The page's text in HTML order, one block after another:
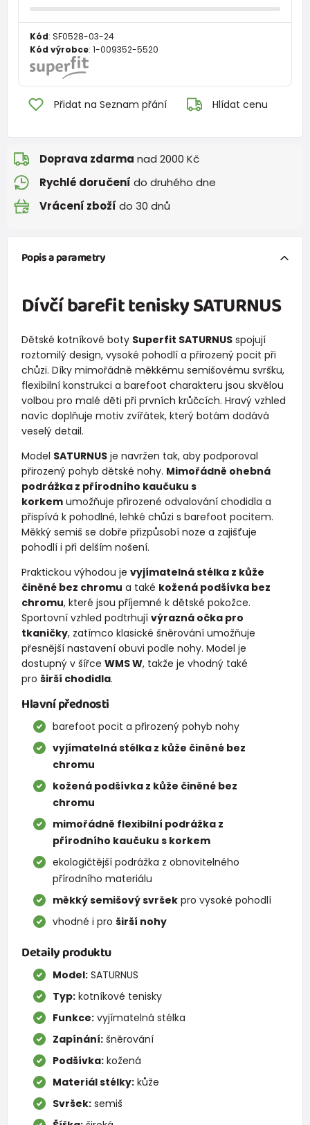
Kód: SF0528-03-24
Kód výrobce: 1-009352-5520
Přidat na Seznam přání Hlídat cenu
Doprava zdarma nad 2000 Kč
Rychlé doručení do druhého dne
Vrácení zboží do 30 dnů
Popis a parametry
Dívčí barefit tenisky SATURNUS
Dětské kotníkové boty Superfit SATURNUSspojují
roztomilý design, vysoké pohodlí a přirozený pocit při
chůzi. Díky mimořádně měkkému semišovému svršku,
flexibilní konstrukci a barefoot charakteru jsou skvělou
volbou pro malé děti při prvních krůčcích. Hravý vzhled
navíc doplňuje motiv zvířátek, který botám dodává
veselý detail.
Model SATURNUSje navržen tak, aby podporoval
přirozený pohyb dětské nohy. Mimořádně ohebná
podrážka z přírodního kaučuku s
korkemumožňuje přirozené odvalování chodidla a
přispívá k pohodlné, lehké chůzi s barefoot pocitem.
Měkký semiš se dobře přizpůsobí noze a zajišťuje
pohodlí i při delším nošení.
Praktickou výhodou je vyjímatelná stélka z kůže
činěné bez chromu a také kožená podšívka bez
chromu, které jsou příjemné k dětské pokožce.
Sportovní vzhled podtrhují výrazná očka pro
tkaničky, zatímco klasické šněrování umožňuje
přesnější nastavení obuvi podle nohy. Model je
dostupný v šířce WMS W, takže je vhodný také
pro širší chodidla.
Hlavní přednosti
barefoot pocit a přirozený pohyb nohy
vyjímatelná stélka z kůže činěné bez
chromu
kožená podšívka z kůže činěné bez
chromu
mimořádně flexibilní podrážka z
přírodního kaučuku s korkem
ekologičtější podrážka z obnovitelného
přírodního materiálu
měkký semišový svršek pro vysoké pohodlí
vhodné i proširší nohy
Detaily produktu
Model: SATURNUS
Typ: kotníkové tenisky
Funkce: vyjímatelná stélka
Zapínání: šněrování
Podšívka: kožená
Materiál stélky: kůže
Svršek: semiš